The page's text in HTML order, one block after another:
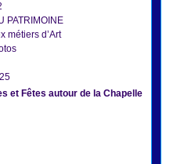
PATRIMOINE
métiers d’Art
et Fêtes autour de la Chapelle